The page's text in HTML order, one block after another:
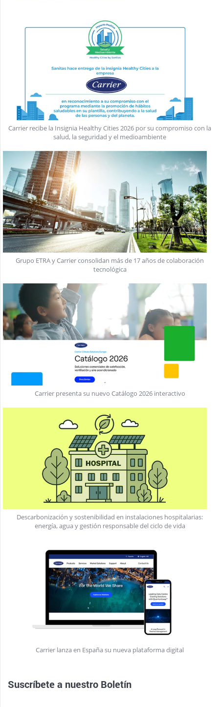
Carrier recibe la Insignia Healthy Cities 2026 por su compromiso con la
salud, la seguridad y el medioambiente
Grupo ETRA y Carrier consolidan más de 17 años de colaboración
tecnológica
Carrier presenta su nuevo Catálogo 2026 interactivo
Descarbonización y sostenibilidad en instalaciones hospitalarias:
energía, agua y gestión responsable del ciclo de vida
Carrier lanza en España su nueva plataforma digital
Suscríbete a nuestro Boletín